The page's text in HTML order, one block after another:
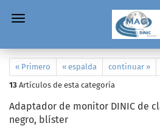
« Primero « espalda continuar »
13 Artículos de esta categoría
Adaptador de monitor DINIC de
negro, blíster